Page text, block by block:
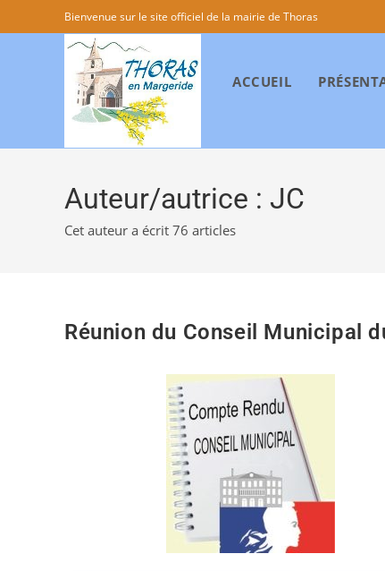
Bienvenue sur le site officiel de la mairie de Thoras
ACCUEIL
Auteur/autrice : JC
Cet auteur a écrit 76 articles
Réunion du Conseil Municipal